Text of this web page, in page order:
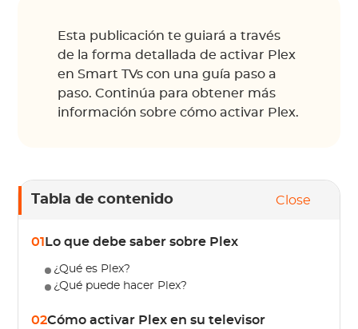
Esta publicación te guiará a través
de la forma detallada de activar Plex
en Smart TVs con una guía paso a
paso. Continúa para obtener más
información sobre cómo activar Plex.
Tabla de contenido Close
01 Lo que debe saber sobre Plex
¿Qué es Plex?
¿Qué puede hacer Plex?
02Cómo activar Plex en su televisor